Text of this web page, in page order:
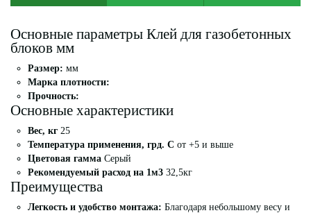
Основные параметры Клей для газобетонных
блоков мм
Размер: мм
Марка плотности:
Прочность:
Основные характеристики
Вес, кг 25
Температура применения, грд. С от +5 и выше
Цветовая гамма Серый
Рекомендуемый расход на 1м3 32,5кг
Преимущества
Легкость и удобство монтажа: Благодаря небольшому весу и